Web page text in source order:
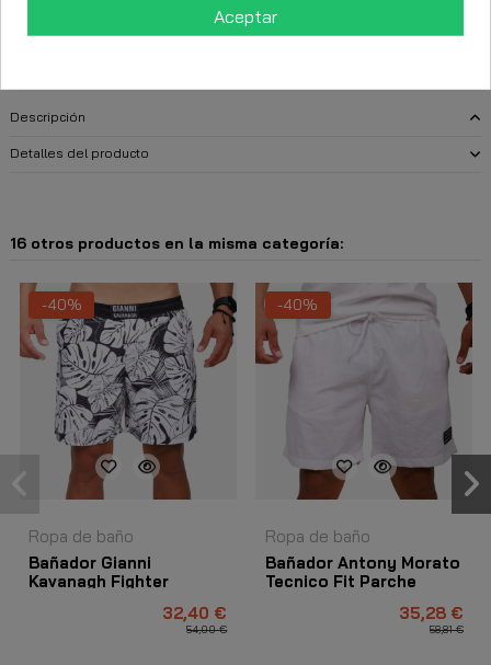
CttExpress 24/48h -Miércoles 12 Agosto, 2026
Descripción
Detalles del producto
16 otros productos en la misma categoría:
-40%
Ropa de baño
Bañador Gianni
Kavanagh Fighter
32,40 €
54,00 €
-40%
Ropa de baño
Bañador Antony Morato
Tecnico Fit Parche
35,28 €
58,81 €
Aceptar